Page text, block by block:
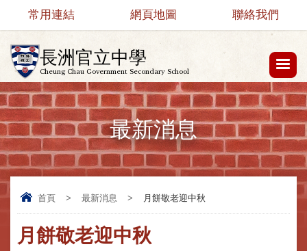
長洲官立中學
Cheung Chau Government Secondary School
常用連結 網頁地圖 聯絡我們
最新消息
首頁 > 最新消息 > 月餅敬老迎中秋
月餅敬老迎中秋